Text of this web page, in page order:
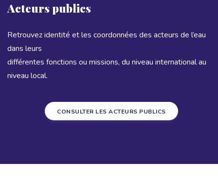
Acteurs publics
Retrouvez identité et les coordonnées des acteurs de l’eau
dans leurs
différentes fonctions ou missions, du niveau international au
niveau local.
CONSULTER LES ACTEURS PUBLICS